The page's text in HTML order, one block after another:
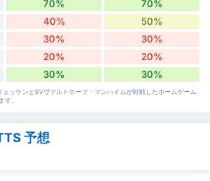
70% 70%
40% 50%
30% 30%
20% 20%
30% 30%
ッケンとSVヴァルトホーフ・マンハイムが対戦したホームゲーム
す。
予想